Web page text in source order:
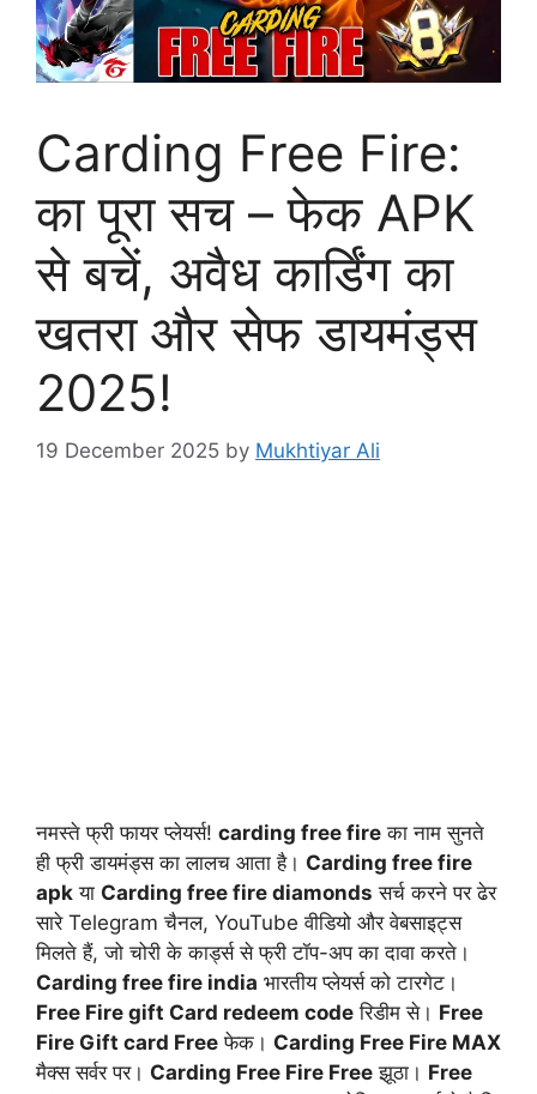
Carding Free Fire:
का पूरा सच – फेक APK
से बचें, अवैध कार्डिंग का
खतरा और सेफ डायमंड्स
2025!
19 December 2025 by Mukhtiyar Ali
नमस्ते फ्री फायर प्लेयर्स! carding free fire का नाम सुनते
ही फ्री डायमंड्स का लालच आता है। Carding free fire
apk या Carding free fire diamonds सर्च करने पर ढेर
सारे Telegram चैनल, YouTube वीडियो और वेबसाइट्स
मिलते हैं, जो चोरी के कार्ड्स से फ्री टॉप-अप का दावा करते।
Carding free fire india भारतीय प्लेयर्स को टारगेट।
Free Fire gift Card redeem code रिडीम से। Free
Fire Gift card Free फेक। Carding Free Fire MAX
मैक्स सर्वर पर। Carding Free Fire Free झूठा। Free